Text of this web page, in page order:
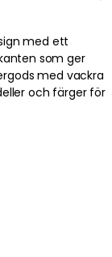
med ett
som ger
med vackra
och färger för